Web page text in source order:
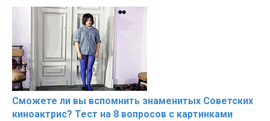
Сможете ли вы вспомнить знаменитых Советских
киноактрис? Тест на 8 вопросов с картинками